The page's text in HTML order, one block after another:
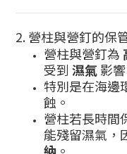
2. 營柱與營釘的保
營柱與營釘為
受到 濕氣影響
特別是在海邊
蝕。
營柱若長時間
能殘留濕氣，